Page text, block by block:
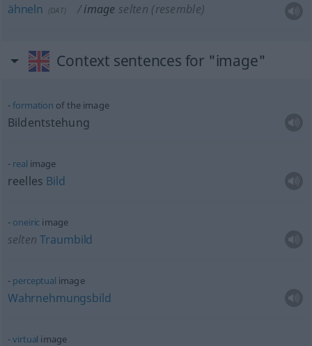
ähneln (DAT) image selten (resemble)
Context sentences for "image"
formation of the image
Bildentstehung
real image
reelles Bild
oneiric image
selten Traumbild
perceptual image
Wahrnehmungsbild
virtual image